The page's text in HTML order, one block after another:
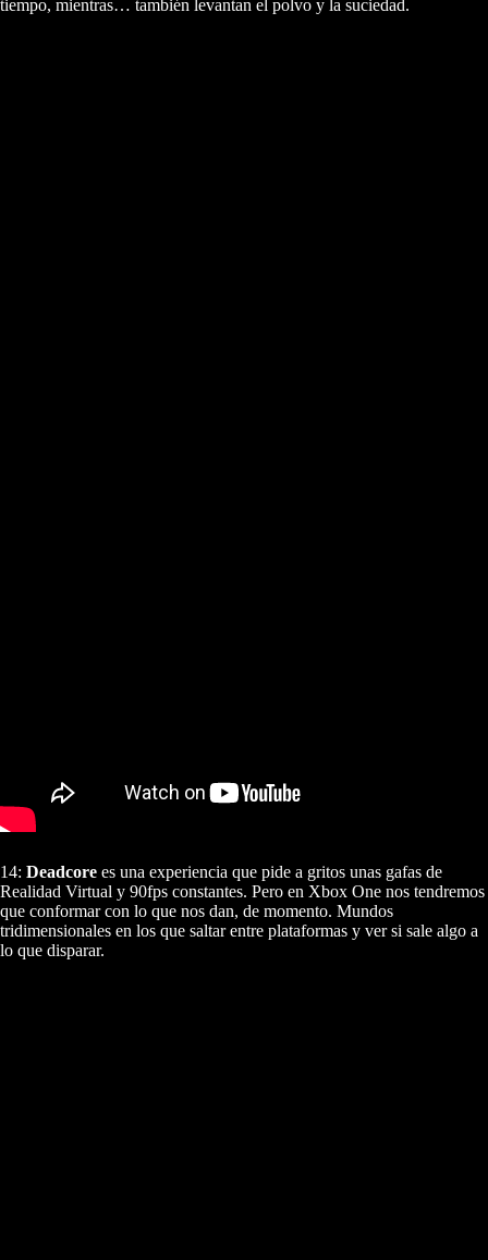
tiempo, mientras… también levantan el polvo y la suciedad.
14: Deadcore es una experiencia que pide a gritos unas gafas de
Realidad Virtual y 90fps constantes. Pero en Xbox One nos tendremos
que conformar con lo que nos dan, de momento. Mundos
tridimensionales en los que saltar entre plataformas y ver si sale algo a
lo que disparar.